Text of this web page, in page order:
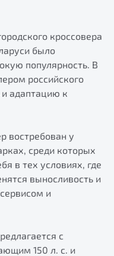
кроссовера
было
популярность. В
российского
адаптацию к
востребован у
среди которых
в тех условиях, где
выносливость и
и
с
150 л. с. и